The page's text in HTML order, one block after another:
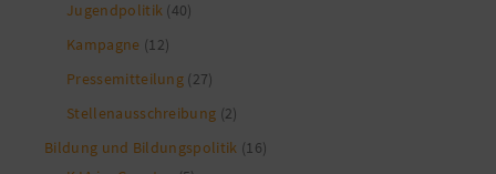
Jugendpolitik (40)
Kampagne (12)
Pressemitteilung (27)
Stellenausschreibung (2)
Bildung und Bildungspolitik (16)